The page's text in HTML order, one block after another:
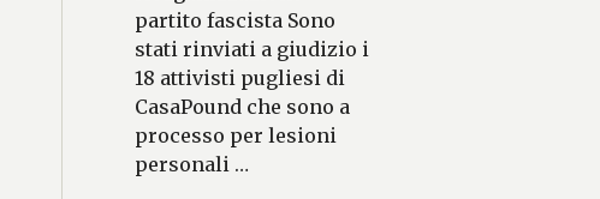
partito fascista Sono
stati rinviati a giudizio i
18 attivisti pugliesi di
CasaPound che sono a
processo per lesioni
personali …